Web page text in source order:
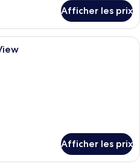
Afficher les prix
Une chambre d’hôtel avec deux lits,
Afficher les prix